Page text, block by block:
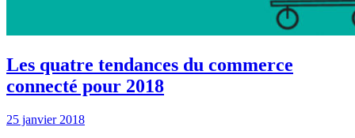
Les quatre tendances du commerce
connecté pour 2018
25 janvier 2018